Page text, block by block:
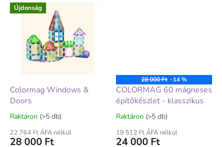
Újdonság
Colormag Windows &
Doors
Raktáron (>5 db)
22 764 Ft ÁFA nélkül
28 000 Ft
28 000 Ft –14 %
COLORMAG 60 mágneses
építőkészlet - klasszikus
Raktáron (>5 db)
19 512 Ft ÁFA nélkül
24 000 Ft